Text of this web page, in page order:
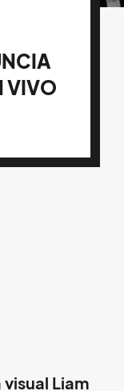
VIVO
visual Liam